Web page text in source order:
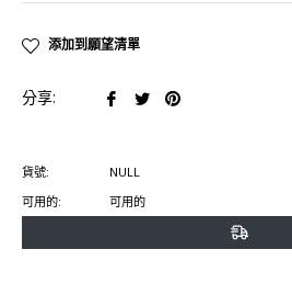
添加到願望清單
分享:
在
上
分
在 在
貨號:
NULL
可用的:
可用的